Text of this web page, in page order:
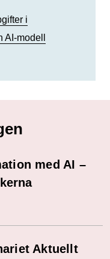
i
modell
med AI –
Aktuellt